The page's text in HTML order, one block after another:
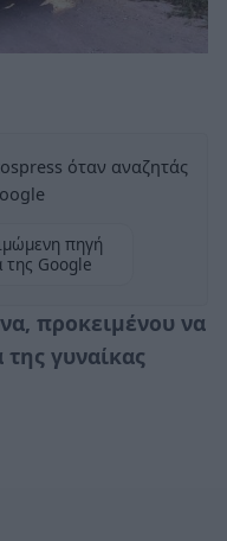
όταν αναζητάς
πηγή
της Google
προκειμένου να
γυναίκας